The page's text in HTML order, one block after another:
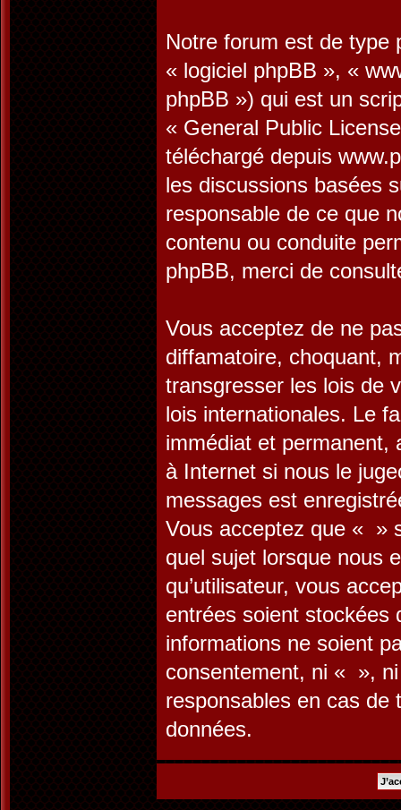
Notre forum est de type
« logiciel phpBB », «
phpBB ») qui est un
« General Public License
téléchargé depuis
les discussions basées
responsable de ce que
contenu ou conduite
phpBB, merci de
Vous acceptez de ne
diffamatoire, choquant,
transgresser les lois de
lois internationales. Le
immédiat et permanent,
à Internet si nous le
messages est
Vous acceptez que « »
quel sujet lorsque nous
qu’utilisateur, vous
entrées soient stockées
informations ne soient
consentement, ni « »,
responsables en cas de
données.